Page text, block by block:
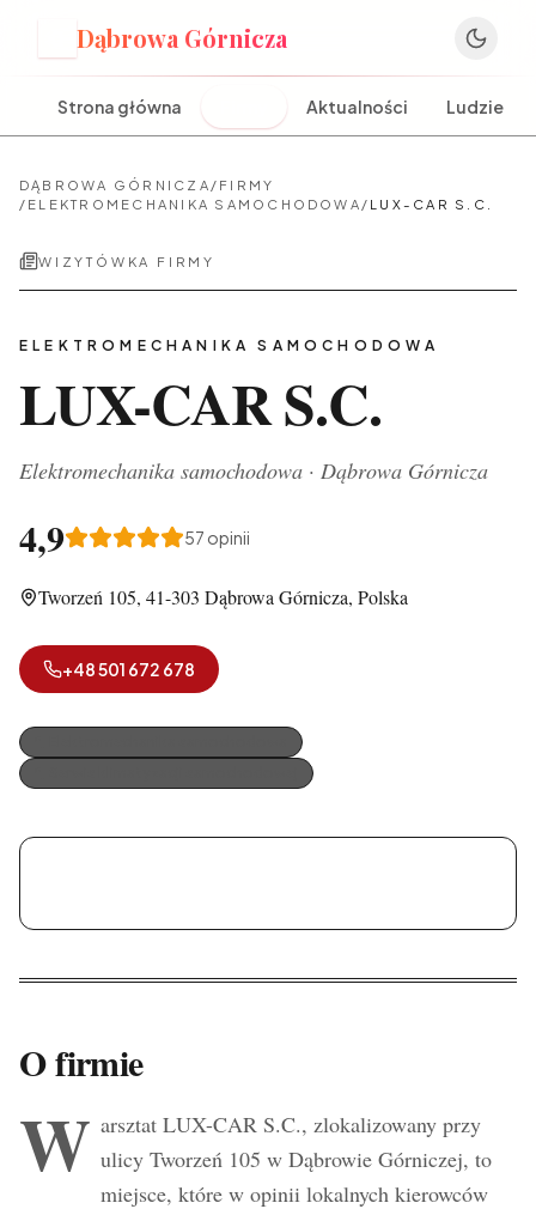
Dąbrowa Górnicza
Strona główna Aktualności Ludzie
DĄBROWA GÓRNICZA / FIRMY
/ ELEKTROMECHANIKA SAMOCHODOWA / LUX-CAR S.C.
WIZYTÓWKA FIRMY
ELEKTROMECHANIKA SAMOCHODOWA
LUX-CAR S.C.
Elektromechanika samochodowa · Dąbrowa Górnicza
4,9 57 opinii
Tworzeń 105, 41-303 Dąbrowa Górnicza, Polska
+48 501 672 678
O firmie
W arsztat LUX-CAR S.C., zlokalizowany przy
ulicy Tworzeń 105 w Dąbrowie Górniczej, to
miejsce, które w opinii lokalnych kierowców